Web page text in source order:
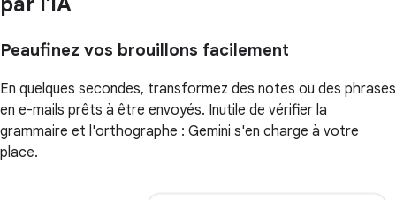
Peaufinez vos brouillons facilement
En quelques secondes, transformez des notes ou des phrases
en e-mails prêts à être envoyés. Inutile de vérifier la
grammaire et l'orthographe : Gemini s'en charge à votre
place.